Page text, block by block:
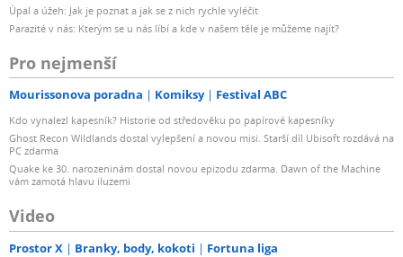
Úpal a úžeh: Jak je poznat a jak se z nich rychle vyléčit
Parazité v nás: Kterým se u nás líbí a kde v našem těle je můžeme najít?
Pro nejmenší
Mourissonova poradna Komiksy Festival ABC
Kdo vynalezl kapesník? Historie od středověku po papírové kapesníky
Ghost Recon Wildlands dostal vylepšení a novou misi. Starší díl Ubisoft rozdává na
PC zdarma
Quake ke 30. narozeninám dostal novou epizodu zdarma. Dawn of the Machine
vám zamotá hlavu iluzemi
Video
Prostor X Branky, body, kokoti Fortuna liga